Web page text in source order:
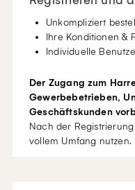
Unkompliziert
Ihre Konditionen &
Individuelle
Der Zugang zum
Gewerbebetrieben,
Geschäftskunden
Nach der
vollem Umfang nutzen.